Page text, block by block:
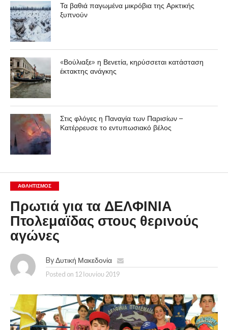
Τα βαθιά παγωμένα μικρόβια της Αρκτικής
ξυπνούν
«Βούλιαξε» η Βενετία, κηρύσσεται κατάσταση
έκτακτης ανάγκης
Στις φλόγες η Παναγία των Παρισίων –
Κατέρρευσε το εντυπωσιακό βέλος
ΑΘΛΗΤΙΣΜΌΣ
Πρωτιά για τα ΔΕΛΦΙΝΙΑ
Πτολεμαϊδας στους θερινούς
αγώνες
By Δυτική Μακεδονία
Posted on 12 Ιουνίου 2019